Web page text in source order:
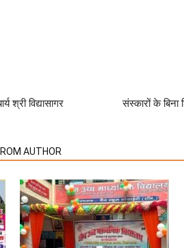
श्री विद्यासागर संस्कारों के बिना
AUTHOR